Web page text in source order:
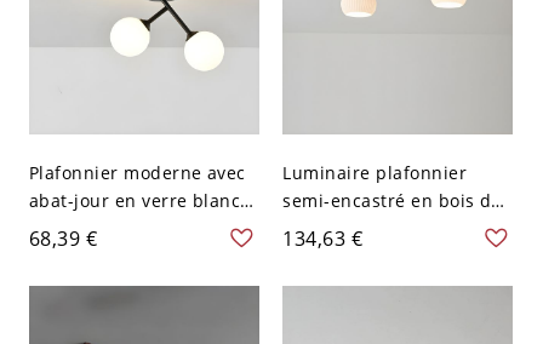
Plafonnier moderne avec
abat-jour en verre blanc
et cadre en métal - 110 V-
120 V Noir
68,39 €
Luminaire plafonnier
semi-encastré en bois de
style asiatique avec abat-
jour en verre blanc - 110
V-120 V Couleur de Noyer
134,63 €